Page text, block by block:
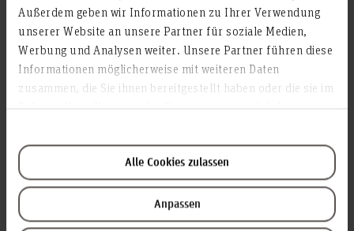
Außerdem geben wir Informationen zu Ihrer Verwendung
unserer Website an unsere Partner für soziale Medien,
Werbung und Analysen weiter. Unsere Partner führen diese
Informationen möglicherweise mit weiteren Daten
zusammen, die Sie ihnen bereitgestellt haben oder die sie im
Alle Cookies zulassen
Anpassen
Bitte wählen
Anmerkungen (Optional)
Veranstaltung.